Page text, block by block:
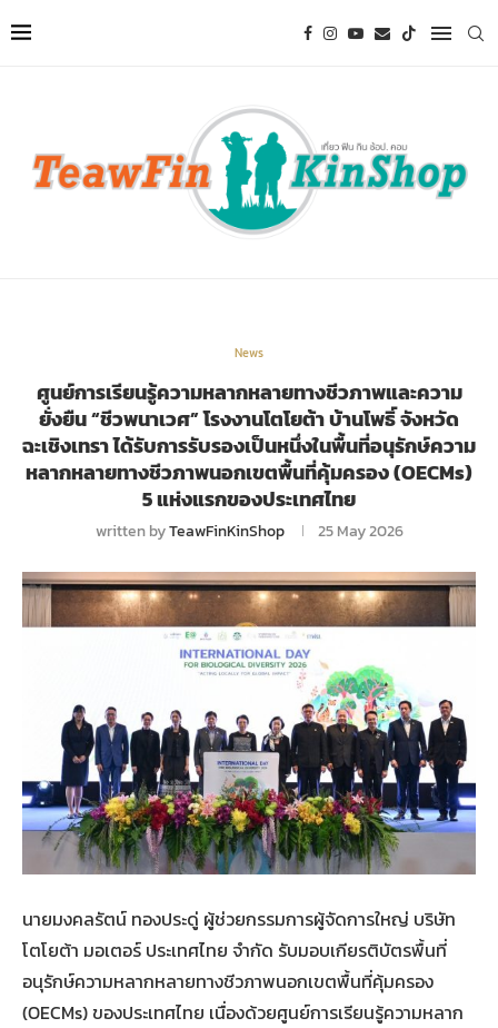
News
ศูนย์การเรียนรู้ความหลากหลายทางชีวภาพและความ
ยั่งยืน “ชีวพนาเวศ” โรงงานโตโยต้า บ้านโพธิ์ จังหวัด
ฉะเชิงเทรา ได้รับการรับรองเป็นหนึ่งในพื้นที่อนุรักษ์ความ
หลากหลายทางชีวภาพนอกเขตพื้นที่คุ้มครอง (OECMs)
5 แห่งแรกของประเทศไทย
written byTeawFinKinShop 25 May 2026
นายมงคลรัตน์ ทองประดู่ ผู้ช่วยกรรมการผู้จัดการใหญ่ บริษัท
โตโยต้า มอเตอร์ ประเทศไทย จำกัด รับมอบเกียรติบัตรพื้นที่
อนุรักษ์ความหลากหลายทางชีวภาพนอกเขตพื้นที่คุ้มครอง
(OECMs) ของประเทศไทย เนื่องด้วยศูนย์การเรียนรู้ความหลาก